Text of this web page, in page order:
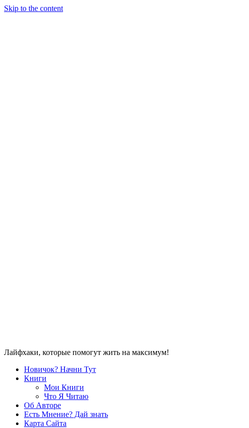
Skip to the content
Лайфхаки, которые помогут жить на максимум!
Новичок? Начни Тут
Книги
Мои Книги
Что Я Читаю
Об Авторе
Есть Мнение? Дай знать
Карта Сайта